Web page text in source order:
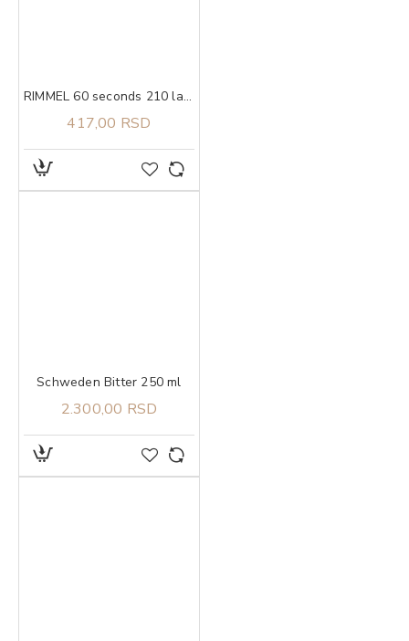
RIMMEL 60 seconds 210 lak za nokte 8 ml
417,00 RSD
Schweden Bitter 250 ml
2.300,00 RSD